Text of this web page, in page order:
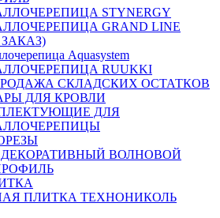
STYNERGY
GRAND LINE
Aquasystem
RUUKKI
СКЛАДСКИХ ОСТАТКОВ
ДЛЯ КРОВЛИ
ДЛЯ
ВОЛНОВОЙ